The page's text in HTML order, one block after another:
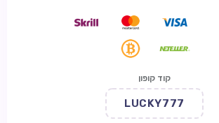
קוד קופון
LUCKY777